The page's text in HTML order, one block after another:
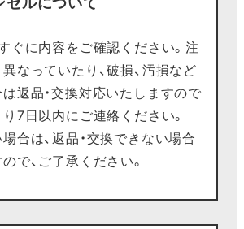
ぐに内容をご確認ください。注
なっていたり、破損、汚損など
返品・交換対応いたしますので
7日以内にご連絡ください。
合は、返品・交換できない場合
で、ご了承ください。